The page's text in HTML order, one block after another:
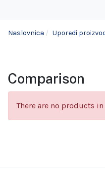
Naslovnica Uporedi
Comparison
There are no products